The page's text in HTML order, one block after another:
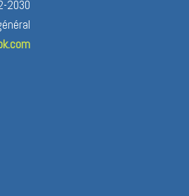
2030